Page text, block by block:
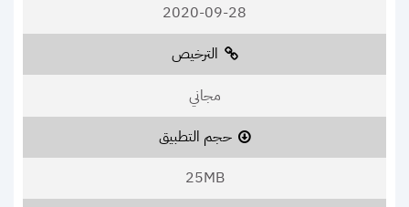
2020-09-28
الترخيص
مجاني
حجم التطبيق
25MB